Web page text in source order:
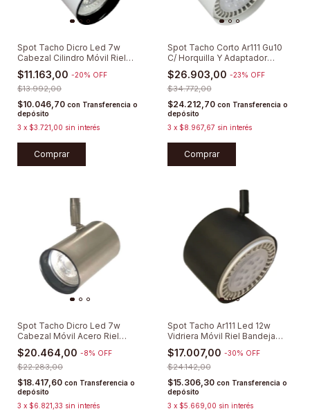
Spot Tacho Dicro Led 7w
Cabezal Cilindro Móvil Riel
Bandeja
$11.163,00 -20% OFF
$13.992,00
$10.046,70 con Transferencia o
depósito
3 x $3.721,00 sin interés
Comprar
Spot Tacho Corto Ar111 Gu10
C/ Horquilla Y Adaptador
Movilux
$26.903,00 -23% OFF
$34.772,00
$24.212,70 con Transferencia o
depósito
3 x $8.967,67 sin interés
Comprar
Spot Tacho Dicro Led 7w
Cabezal Móvil Acero Riel
Bandeja
$20.464,00 -8% OFF
$22.283,00
$18.417,60 con Transferencia o
depósito
3 x $6.821,33 sin interés
Spot Tacho Ar111 Led 12w
Vidriera Móvil Riel Bandeja
Complet
$17.007,00 -30% OFF
$24.142,00
$15.306,30 con Transferencia o
depósito
3 x $5.669,00 sin interés